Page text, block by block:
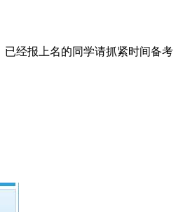
报上名的同学请抓紧时间备考